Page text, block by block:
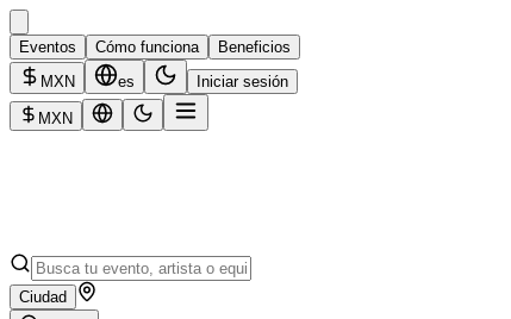
Eventos Cómo funciona
Beneficios
MXN
es Iniciar sesión
MXN
Ciudad